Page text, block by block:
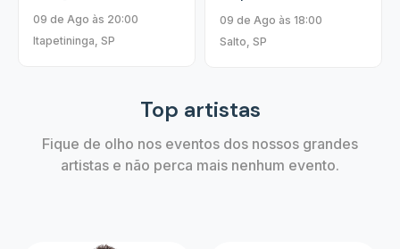
09 de Ago às 20:00
Itapetininga, SP
09 de Ago às 18:00
Salto, SP
Top artistas
Fique de olho nos eventos dos nossos grandes
artistas e não perca mais nenhum evento.